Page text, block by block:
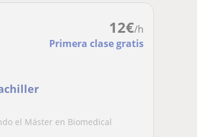
12€/h
Primera clase gratis
el Máster en Biomedical